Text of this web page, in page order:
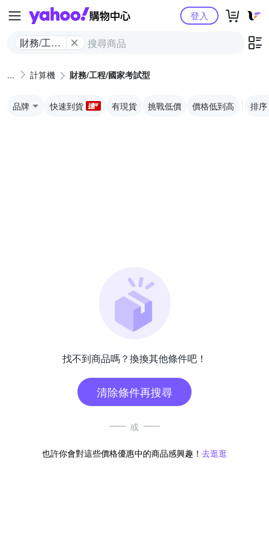
Yahoo購物中心
財務/工程/
型
登入
計算機 財務/工程/國家考試型
品牌 快速到貨 有現貨 挑戰低價 價格低到高 排序
找不到商品嗎？換換其他條件吧！
清除條件再搜尋
或
也許你會對這些價格優惠中的商品感興趣！ 去逛逛